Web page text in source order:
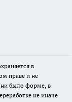
в
праве и не
ни было форме, в
не иначе